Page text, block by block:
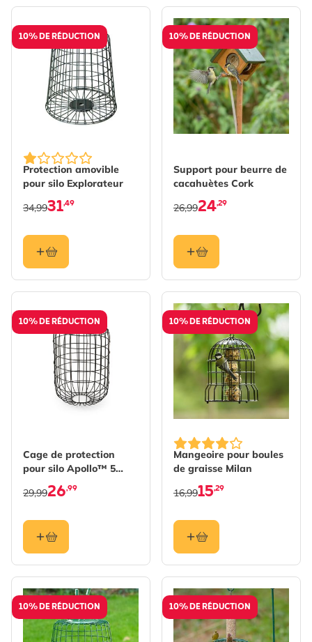
10% DE RÉDUCTION
Protection amovible
pour silo Explorateur
31,49
34,99
10% DE RÉDUCTION
Support pour beurre de
cacahuètes Cork
24,29
26,99
10% DE RÉDUCTION
Cage de protection
pour silo Apollo™ 5
ouvertures
26,99
29,99
10% DE RÉDUCTION
Mangeoire pour boules
de graisse Milan
15,29
16,99
10% DE RÉDUCTION 10% DE RÉDUCTION